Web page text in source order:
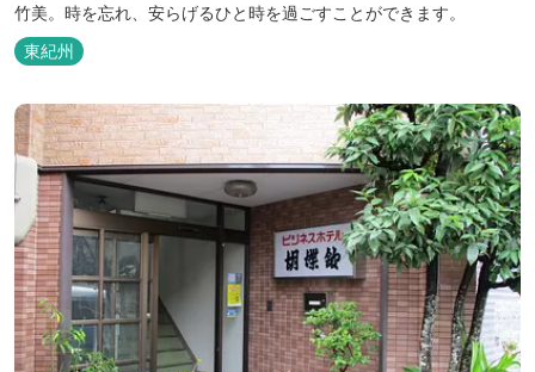
竹美。時を忘れ、安らげるひと時を過ごすことができます。
東紀州